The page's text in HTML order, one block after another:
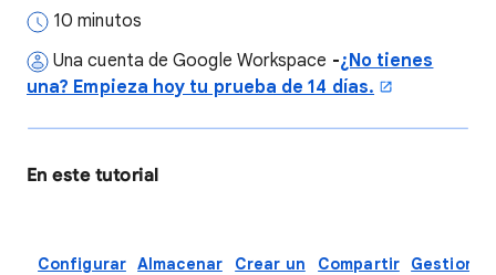
10 minutos
Una cuenta de Google Workspace -¿No tienes
una? Empieza hoy tu prueba de 14 días.
En este tutorial
Configurar Almacenar
Crear un
Compartir
Gestionar